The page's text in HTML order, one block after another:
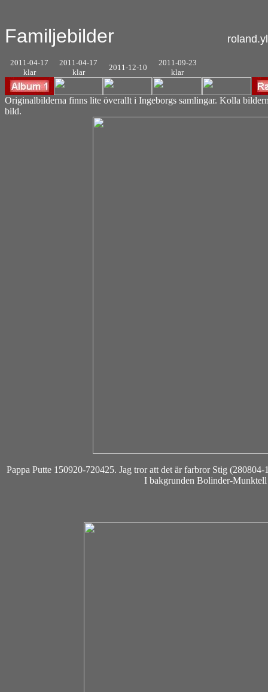
Familjebilder
2011-04-17
klar
2011-04-17
klar
2011-12-10
2011-09-23
klar
Originalbilderna finns lite överallt i Ingeborgs samlingar. Kolla
bild.
Pappa Putte 150920-720425. Jag tror att det är farbror Stig
I bakgrunden Bolinder-